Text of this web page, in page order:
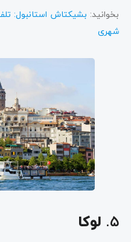
بخوانید: بشیکتاش استانبول:
شهری
۵. لوکا